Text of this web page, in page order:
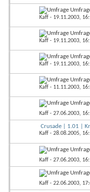
Kaff - 19.11.2003,
Kaff - 19.11.2003,
Kaff - 19.11.2003,
Kaff - 11.11.2003,
Kaff - 27.06.2003,
Crusade | 1.01 |
Kaff - 28.08.2005,
Kaff - 27.06.2003,
Kaff - 22.06.2003,